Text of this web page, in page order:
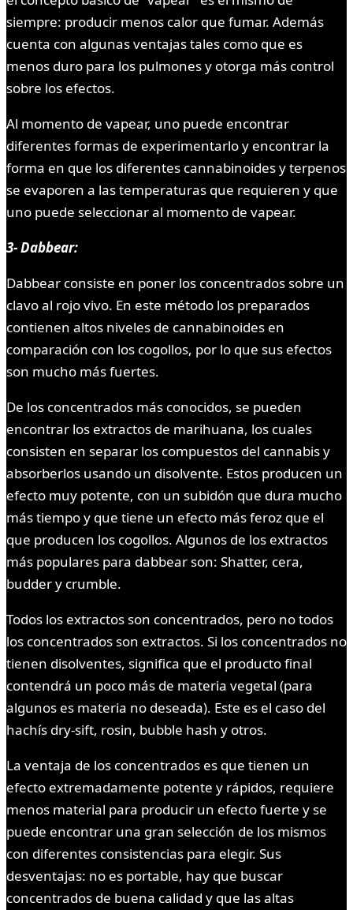
siempre: producir menos calor que fumar. Además
cuenta con algunas ventajas tales como que es
menos duro para los pulmones y otorga más control
sobre los efectos.
Al momento de vapear, uno puede encontrar
diferentes formas de experimentarlo y encontrar la
forma en que los diferentes cannabinoides y terpenos
se evaporen a las temperaturas que requieren y que
uno puede seleccionar al momento de vapear.
3- Dabbear:
Dabbear consiste en poner los concentrados sobre un
clavo al rojo vivo. En este método los preparados
contienen altos niveles de cannabinoides en
comparación con los cogollos, por lo que sus efectos
son mucho más fuertes.
De los concentrados más conocidos, se pueden
encontrar los extractos de marihuana, los cuales
consisten en separar los compuestos del cannabis y
absorberlos usando un disolvente. Estos producen un
efecto muy potente, con un subidón que dura mucho
más tiempo y que tiene un efecto más feroz que el
que producen los cogollos. Algunos de los extractos
más populares para dabbear son: Shatter, cera,
budder y crumble.
Todos los extractos son concentrados, pero no todos
los concentrados son extractos. Si los concentrados no
tienen disolventes, significa que el producto final
contendrá un poco más de materia vegetal (para
algunos es materia no deseada). Este es el caso del
hachís dry-sift, rosin, bubble hash y otros.
La ventaja de los concentrados es que tienen un
efecto extremadamente potente y rápidos, requiere
menos material para producir un efecto fuerte y se
puede encontrar una gran selección de los mismos
con diferentes consistencias para elegir. Sus
desventajas: no es portable, hay que buscar
concentrados de buena calidad y que las altas